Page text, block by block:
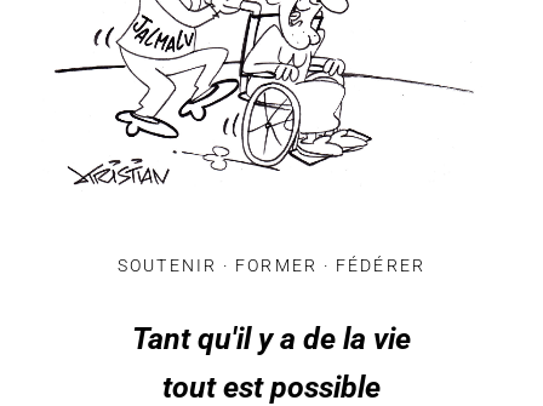
SOUTENIR · FORMER · FÉDÉRER
Tant qu'il y a de la vie
tout est possible